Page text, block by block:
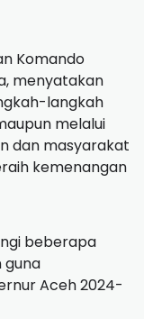
Komando
menyatakan
langkah
melalui
dan masyarakat
kemenangan
beberapa
guna
Aceh 2024-